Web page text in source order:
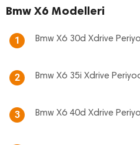
Bmw X6 Modelleri
1 Bmw X6 30d Xdrive
2 Bmw X6 35i Xdrive
3 Bmw X6 40d Xdrive